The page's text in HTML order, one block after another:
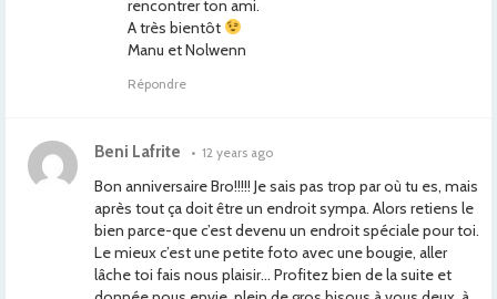
rencontrer ton ami.
A très bientôt
Manu et Nolwenn
Répondre
Beni Lafrite • 12 years ago
Bon anniversaire Bro!!!!! Je sais pas trop par où tu es, mais
après tout ça doit être un endroit sympa. Alors retiens le
bien parce-que c’est devenu un endroit spéciale pour toi.
Le mieux c’est une petite foto avec une bougie, aller
lâche toi fais nous plaisir… Profitez bien de la suite et